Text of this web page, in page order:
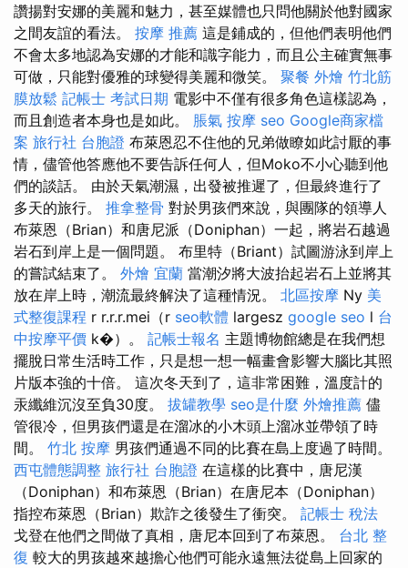
讚揚對安娜的美麗和魅力，甚至媒體也只問他關於他對國家
之間友誼的看法。 按摩 推薦 這是鋪成的，但他們表明他們
不會太多地認為安娜的才能和識字能力，而且公主確實無事
可做，只能對優雅的球變得美麗和微笑。 聚餐 外燴 竹北筋
膜放鬆 記帳士 考試日期 電影中不僅有很多角色這樣認為，
而且創造者本身也是如此。 脹氣 按摩 seo Google商家檔
案 旅行社 台胞證 布萊恩忍不住他的兄弟做瞭如此討厭的事
情，儘管他答應他不要告訴任何人，但Moko不小心聽到他
們的談話。 由於天氣潮濕，出發被推遲了，但最終進行了
多天的旅行。 推拿整骨 對於男孩們來說，與團隊的領導人
布萊恩（Brian）和唐尼派（Doniphan）一起，將岩石越過
岩石到岸上是一個問題。 布里特（Briant）試圖游泳到岸上
的嘗試結束了。 外燴 宜蘭 當潮汐將大波抬起岩石上並將其
放在岸上時，潮流最終解決了這種情況。 北區按摩 Ny 美
式整復課程 r r.r.r.mei（r seo軟體 largesz google seo l 台
中按摩平價 k�）。 記帳士報名 主題博物館總是在我們想
擺脫日常生活時工作，只是想一想一幅畫會影響大腦比其照
片版本強的十倍。 這次冬天到了，這非常困難，溫度計的
汞纖維沉沒至負30度。 拔罐教學 seo是什麼 外燴推薦 儘
管很冷，但男孩們還是在溜冰的小木頭上溜冰並帶領了時
間。 竹北 按摩 男孩們通過不同的比賽在島上度過了時間。
西屯體態調整 旅行社 台胞證 在這樣的比賽中，唐尼漢
（Doniphan）和布萊恩（Brian）在唐尼本（Doniphan）
指控布萊恩（Brian）欺詐之後發生了衝突。 記帳士 稅法
戈登在他們之間做了真相，唐尼本回到了布萊恩。 台北 整
復 較大的男孩越來越擔心他們可能永遠無法從島上回家的